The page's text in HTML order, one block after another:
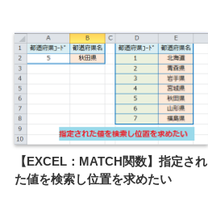
【EXCEL：MATCH関数】指定され
た値を検索し位置を求めたい